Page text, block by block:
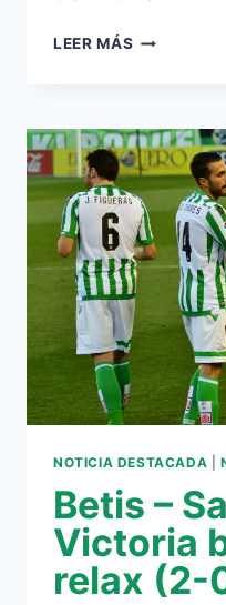
LEER MÁS MOLINA
A
UN
BETIS
FALTO
DE
PUNTERÍA
NOTICIA DESTACADA
Betis –
Victoria
relax (2-